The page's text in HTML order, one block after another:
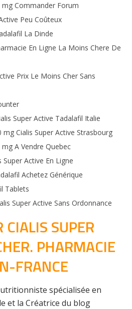
mg Commander Forum
Peu Coûteux
La Dinde
En Ligne La Moins Chere De
Prix Le Moins Cher Sans
Super Active Tadalafil Italie
mg Cialis Super Active Strasbourg
A Vendre Quebec
Active En Ligne
Achetez Générique
Tablets
Super Active Sans Ordonnance
SUPER
PHARMACIE
FRANCE
spécialisée en
et la Créatrice du blog